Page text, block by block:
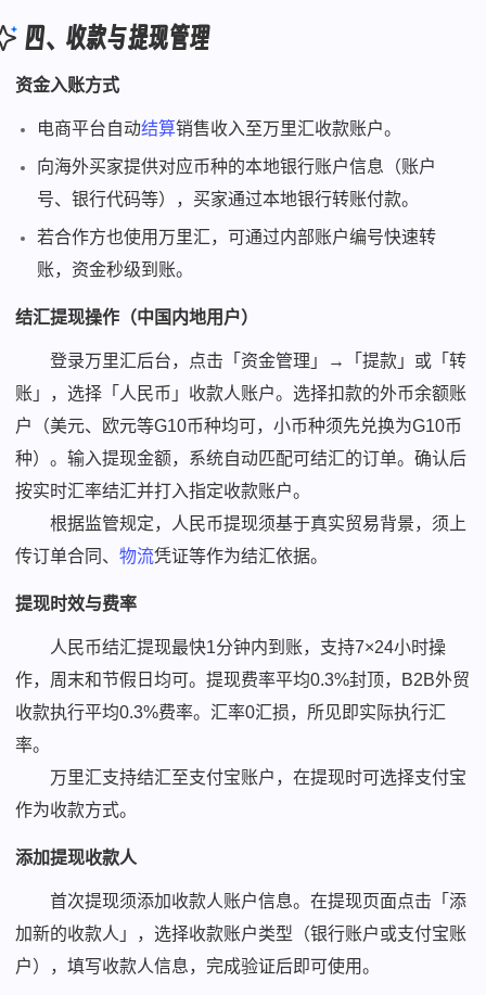
四、收款与提现管理
资金入账方式
电商平台自动结算销售收入至万里汇收款账户。
向海外买家提供对应币种的本地银行账户信息（账户
号、银行代码等），买家通过本地银行转账付款。
若合作方也使用万里汇，可通过内部账户编号快速转
账，资金秒级到账。
结汇提现操作（中国内地用户）
登录万里汇后台，点击「资金管理」→「提款」或「转
账」，选择「人民币」收款人账户。选择扣款的外币余额账
户（美元、欧元等G10币种均可，小币种须先兑换为G10币
种）。输入提现金额，系统自动匹配可结汇的订单。确认后
按实时汇率结汇并打入指定收款账户。
根据监管规定，人民币提现须基于真实贸易背景，须上
传订单合同、物流凭证等作为结汇依据。
提现时效与费率
人民币结汇提现最快1分钟内到账，支持7×24小时操
作，周末和节假日均可。提现费率平均0.3%封顶，B2B外贸
收款执行平均0.3%费率。汇率0汇损，所见即实际执行汇
率。
万里汇支持结汇至支付宝账户，在提现时可选择支付宝
作为收款方式。
添加提现收款人
首次提现须添加收款人账户信息。在提现页面点击「添
加新的收款人」，选择收款账户类型（银行账户或支付宝账
户），填写收款人信息，完成验证后即可使用。